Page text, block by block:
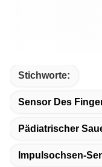
Stichworte:
Sensor Des
Pädiatrischer
Impulsochsen-